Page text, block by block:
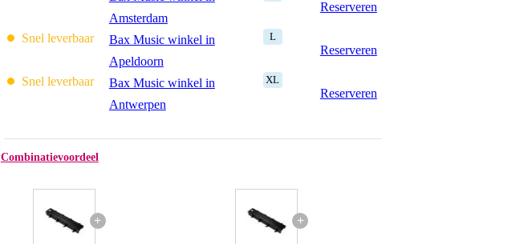
Amsterdam
Reserveren
Snel leverbaar
Bax Music winkel in
Apeldoorn
L
Reserveren
Snel leverbaar
Bax Music winkel in
Antwerpen
XL
Reserveren
Combinatievoordeel
+ +